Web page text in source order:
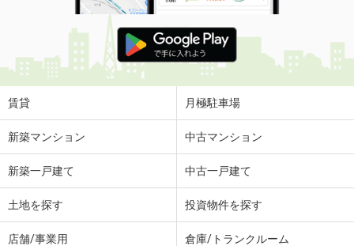
千葉県千葉市中央区青葉町
価 格
2,180万円
住 所
千葉県千葉市中央区青葉町
専有面積
千葉県千葉市中央区青葉町
2,180万円
賃貸 月極駐車場
新築マンション 中古マンション
新築一戸建て 中古一戸建て
土地を探す 投資物件を探す
店舗/事業用 倉庫/トランクルーム